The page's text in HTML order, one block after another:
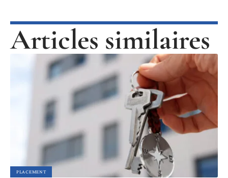
Articles similaires
PLACEMENT